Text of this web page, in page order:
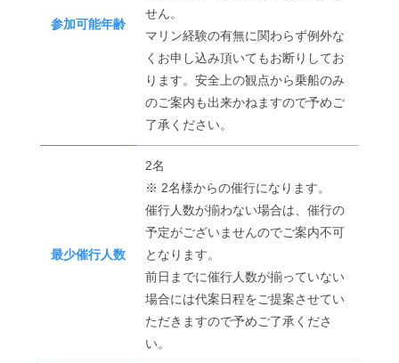
参加可能年齢
せん。
マリン経験の有無に関わらず例外な
くお申し込み頂いてもお断りしてお
ります。安全上の観点から乗船のみ
のご案内も出来かねますので予めご
了承ください。
最少催行人数
2名
※ 2名様からの催行になります。
催行人数が揃わない場合は、催行の
予定がございませんのでご案内不可
となります。
前日までに催行人数が揃っていない
場合には代案日程をご提案させてい
ただきますので予めご了承くださ
い。